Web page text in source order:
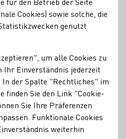
auf shop.scherer-
Versandkostenfrei
Sekt Vegan
Wein
Weinbau e.V.
Cookies) sowie solche, die
genutzt
um alle Cookies zu
Ihr Einverständnis jederzeit
der Spalte "Rechtliches" im
finden Sie den Link "Cookie-
Sie Ihre Präferenzen
Funktionale Cookies
weiterhin